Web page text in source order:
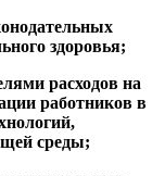
здоровья;
расходов на
работников в
среды;